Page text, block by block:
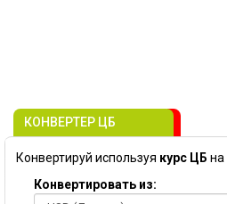
КОНВЕРТЕР ЦБ
Конвертируй используя курс ЦБ на
Конвертировать из: